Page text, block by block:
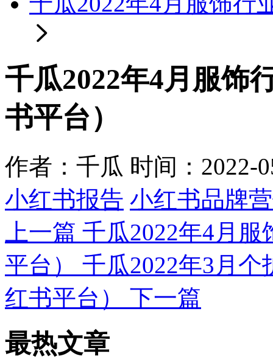
千瓜2022年4月服饰
书平台）
作者：千瓜 时间：2022-
小红书报告 小红书品牌
上一篇 千瓜2022年4月
平台）
千瓜2022年3月
红书平台）
下一篇
最热文章